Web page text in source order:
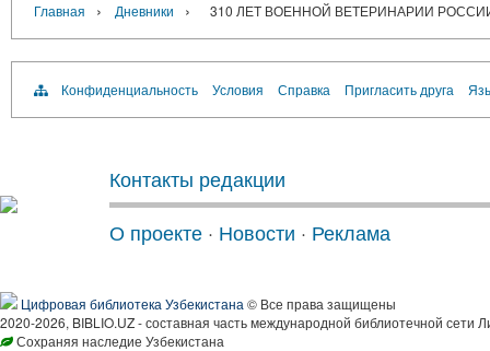
Главная › Дневники › 310 ЛЕТ ВОЕННОЙ ВЕТЕРИНАРИИ
Конфиденциальность Условия Справка Пригласить друга
Контакты редакции
О проекте · Новости · Реклама
Цифровая библиотека Узбекистана © Все права защищены
2020-2026, BIBLIO.UZ - составная часть международной библиотечной сети
Сохраняя наследие Узбекистана